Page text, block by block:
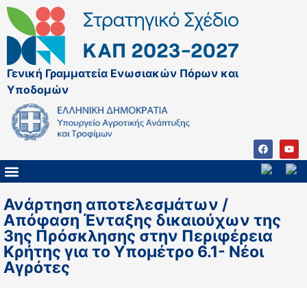
Γενική Γραμματεία Ενωσιακών Πόρων και
Υποδομών
Ανάρτηση αποτελεσμάτων /
Απόφαση Ένταξης δικαιούχων της
3ης Πρόσκλησης στην Περιφέρεια
Κρήτης για το Υπομέτρο 6.1- Νέοι
Αγρότες